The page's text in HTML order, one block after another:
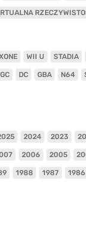
WII U STADIA
GC DC GBA N64
2024 2023
2006 2005
1988 1987 1986